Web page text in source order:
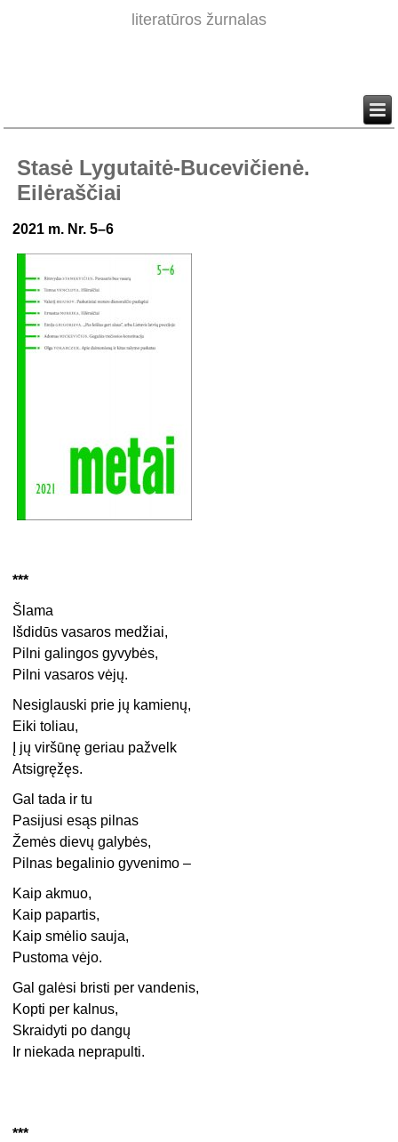
literatūros žurnalas
Stasė Lygutaitė-Bucevičienė.
Eilėraščiai
2021 m. Nr. 5–6
***
Šlama
Išdidūs vasaros medžiai,
Pilni galingos gyvybės,
Pilni vasaros vėjų.
Nesiglauski prie jų kamienų,
Eiki toliau,
Į jų viršūnę geriau pažvelk
Atsigręžęs.
Gal tada ir tu
Pasijusi esąs pilnas
Žemės dievų galybės,
Pilnas begalinio gyvenimo –
Kaip akmuo,
Kaip papartis,
Kaip smėlio sauja,
Pustoma vėjo.
Gal galėsi bristi per vandenis,
Kopti per kalnus,
Skraidyti po dangų
Ir niekada neprapulti.
***